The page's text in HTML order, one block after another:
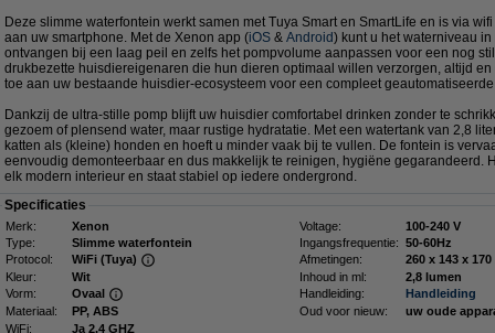
Deze slimme waterfontein werkt samen met Tuya Smart en SmartLife en is via
aan uw smartphone. Met de Xenon app (iOS & Android) kunt u het waterniveau
ontvangen bij een laag peil en zelfs het pompvolume aanpassen voor een nog
drukbezette huisdiereigenaren die hun dieren optimaal willen verzorgen, altijd
toe aan uw bestaande huisdier-ecosysteem voor een compleet
Dankzij de ultra-stille pomp blijft uw huisdier comfortabel drinken zonder te
gezoem of plensend water, maar rustige hydratatie. Met een watertank van 2,8
katten als (kleine) honden en hoeft u minder vaak bij te vullen. De fontein is
eenvoudig demonteerbaar en dus makkelijk te reinigen, hygiëne gegarandeerd.
elk modern interieur en staat stabiel op iedere ondergrond.
Specificaties
Merk: Xenon Voltage:
100-240 V
Type:
Slimme waterfontein Ingangsfrequentie: 50-60Hz
Protocol:
WiFi (Tuya) Afmetingen:
260 x
Kleur:
Wit Inhoud in ml:
2,8 lumen
Vorm:
Ovaal Handleiding:
Handleiding
Materiaal:
PP, ABS Oud voor nieuw:
uw oude
WiFi:
Ja 2.4 GHZ